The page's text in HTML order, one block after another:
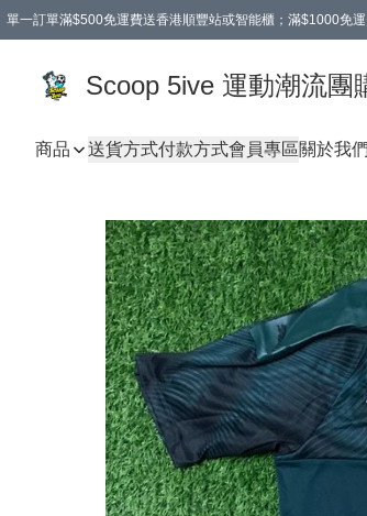
單一訂單滿$500免運費送香港順豐站或智能櫃；滿$1000免
Scoop 5ive 運動潮流團
商品 送貨方式付款方式會員專區關於我們